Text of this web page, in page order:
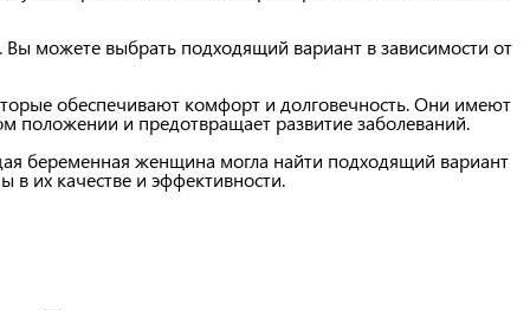
можете выбрать подходящий вариант в зависимости от
обеспечивают комфорт и долговечность. Они имеют
положении и предотвращает развитие заболеваний.
беременная женщина могла найти подходящий вариант
в их качестве и эффективности.